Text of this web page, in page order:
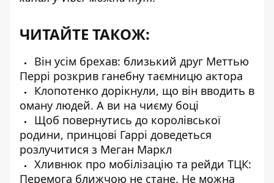
ЧИТАЙТЕ ТАКОЖ:
Він усім брехав: близький друг Меттью
Перрі розкрив ганебну таємницю актора
Клопотенко дорікнули, що він вводить в
оману людей. А ви на чиєму боці
Щоб повернутись до королівської
родини, принцові Гаррі доведеться
розлучитися з Меган Маркл
Хливнюк про мобілізацію та рейди ТЦК:
Перемога ближчою не стане. Не можна